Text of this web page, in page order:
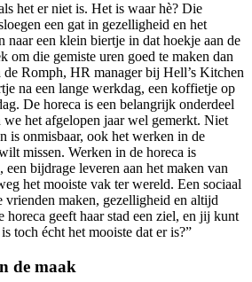
het er niet is. Het is waar hè? Die
een gat in gezelligheid en het
naar een klein biertje in dat hoekje aan de
om die gemiste uren goed te maken dan
de Romph, HR manager bij Hell’s Kitchen
na een lange werkdag, een koffietje op
De horeca is een belangrijk onderdeel
het afgelopen jaar wel gemerkt. Niet
is onmisbaar, ook het werken in de
missen. Werken in de horeca is
een bijdrage leveren aan het maken van
het mooiste vak ter wereld. Een sociaal
maken, gezelligheid en altijd
horeca geeft haar stad een ziel, en jij kunt
toch écht het mooiste dat er is?”
de maak